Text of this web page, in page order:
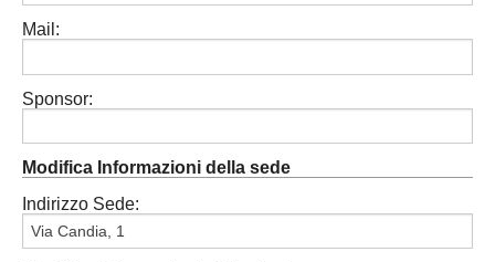
Mail:
Sponsor:
Modifica Informazioni della sede
Indirizzo Sede: